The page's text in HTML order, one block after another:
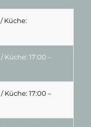
/ Küche:
/ Küche: 17:00 –
/ Küche: 17:00 –